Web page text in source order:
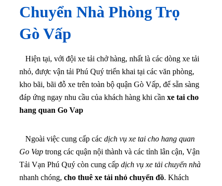
Chuyển Nhà Phòng Trọ
Gò Vấp
Hiện tại, với đội xe tải chở hàng, nhất là các dòng xe tải
nhỏ, được vận tải Phú Quý triển khai tại các văn phòng,
kho bãi, bãi đỗ xe trên toàn bộ quận Gò Vấp, để sẵn sàng
đáp ứng ngay nhu cầu của khách hàng khi cần xe tai cho
hang quan Go Vap
Ngoài việc cung cấp các dịch vụ xe tai cho hang quan
Go Vap trong các quận nội thành và các tỉnh lân cận, Vận
Tải Vạn Phú Quý còn cung cấp dịch vụ xe tải chuyển nhà
nhanh chóng, cho thuê xe tải nhỏ chuyển đồ. Khách